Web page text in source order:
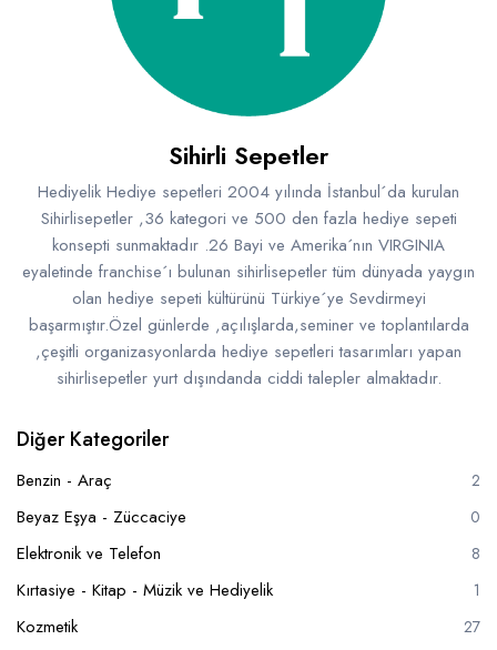
Sihirli Sepetler
Hediyelik Hediye sepetleri 2004 yılında İstanbul´da kurulan
Sihirlisepetler ,36 kategori ve 500 den fazla hediye sepeti
konsepti sunmaktadır .26 Bayi ve Amerika´nın VIRGINIA
eyaletinde franchise´ı bulunan sihirlisepetler tüm dünyada yaygın
olan hediye sepeti kültürünü Türkiye´ye Sevdirmeyi
başarmıştır.Özel günlerde ,açılışlarda,seminer ve toplantılarda
,çeşitli organizasyonlarda hediye sepetleri tasarımları yapan
sihirlisepetler yurt dışındanda ciddi talepler almaktadır.
Diğer Kategoriler
Benzin - Araç 2
Beyaz Eşya - Züccaciye 0
Elektronik ve Telefon 8
Kırtasiye - Kitap - Müzik ve Hediyelik 1
Kozmetik 27